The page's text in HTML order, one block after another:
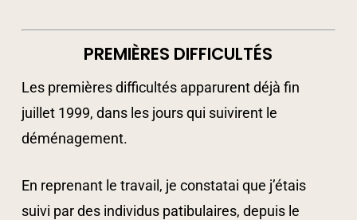
PREMIÈRES DIFFICULTÉS
Les premières difficultés apparurent déjà fin
juillet 1999, dans les jours qui suivirent le
déménagement.
En reprenant le travail, je constatai que j’étais
suivi par des individus patibulaires, depuis le